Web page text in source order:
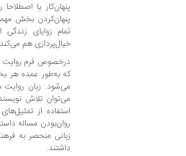
پنهان‌کار یا
پنهان‌کردن بخش
تمام زوایای
خیال‌پردازی هم
درخصوص فرم روایت
که به‌طور عمده هر
می‌شود. زبان روایت
می‌توان تلاش
استفاده از
روان‌بودن مساله‌
زبانی منحصر به
داشتند.